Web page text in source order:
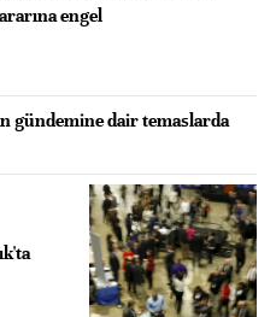
engel
gündemine dair temaslarda